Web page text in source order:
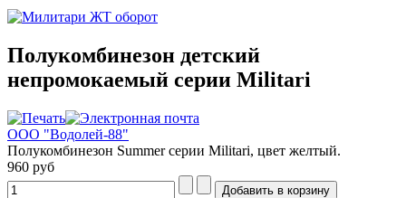
Полукомбинезон детский
непромокаемый серии Militari
ООО "Водолей-88"
Полукомбинезон Summer серии Militari, цвет желтый.
960 руб